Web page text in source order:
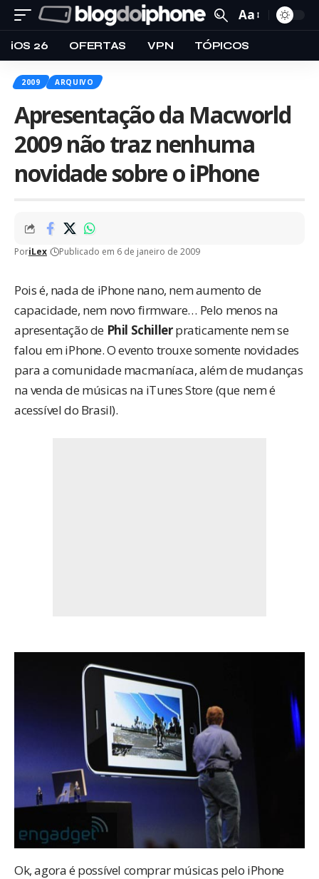
Aa
iOS 26 OFERTAS VPN TÓPICOS
2009 ARQUIVO
Apresentação da Macworld
2009 não traz nenhuma
novidade sobre o iPhone
PoriLex Publicado em 6 de janeiro de 2009
Pois é, nada de iPhone nano, nem aumento de
capacidade, nem novo firmware… Pelo menos na
apresentação de Phil Schillerpraticamente nem se
falou em iPhone. O evento trouxe somente novidades
para a comunidade macmaníaca, além de mudanças
na venda de músicas na iTunes Store (que nem é
acessível do Brasil).
Ok, agora é possível comprar músicas pelo iPhone